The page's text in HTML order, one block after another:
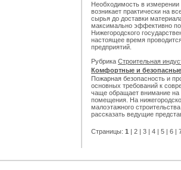
Необходимость в
возникает практически на
сырья до доставки
максимально эффективно
Нижегородского
настоящее время
предприятий.
Рубрика Строительная
Комфортные и
Пожарная безопасность и
основных требований к
чаще обращает внимание на
помещения. На
малоэтажного
рассказать ведущие
Страницы: 1 | 2 | 3 | 4 | 5 | 6 |